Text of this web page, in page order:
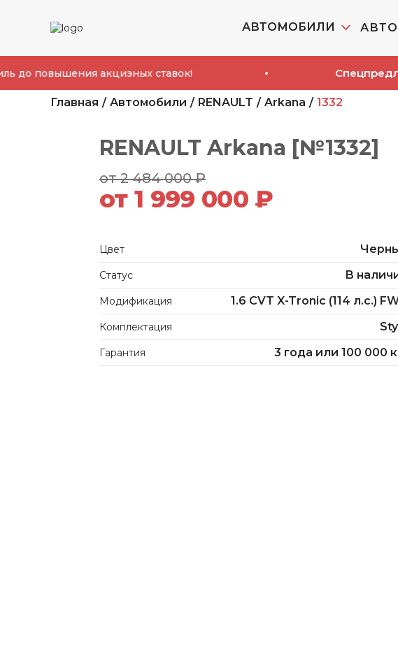
АВТОМОБИЛИ
акцизных ставок! Спецпредложение
Главная Автомобили RENAULT Arkana 1332
RENAULT Arkana [№1332]
от 2 484 000 ₽
от 1 999 000 ₽
Цвет
Статус В
Модификация 1.6 CVT X-Tronic (114 л.с.)
Комплектация
Гарантия 3 года или 100 000